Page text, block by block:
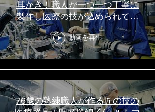
耳かき！職人が一つ一つ丁寧に
製作し医療の技が込められてい
る逸品。
動画を再生
76歳の熟練職人が作る匠の技の